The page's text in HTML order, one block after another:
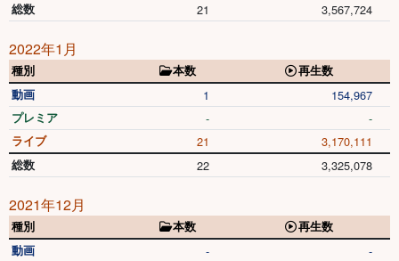
総数 21 3,567,724
2022年1月
種別 本数
再生数
動画
1 154,967
プレミア - -
ライブ 21 3,170,111
総数 22 3,325,078
2021年12月
種別 本数
再生数
動画
- -